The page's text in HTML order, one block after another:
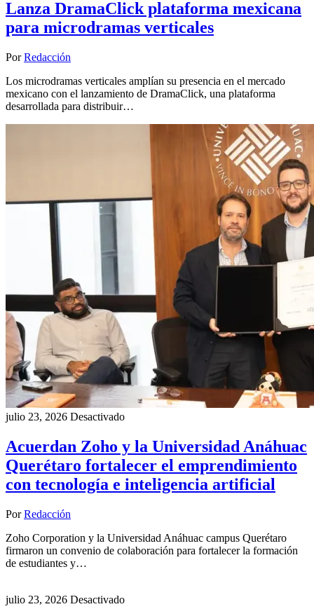
Lanza DramaClick plataforma mexicana
para microdramas verticales
Por Redacción
Los microdramas verticales amplían su presencia en el mercado
mexicano con el lanzamiento de DramaClick, una plataforma
desarrollada para distribuir…
julio 23, 2026 Desactivado
Acuerdan Zoho y la Universidad Anáhuac
Querétaro fortalecer el emprendimiento
con tecnología e inteligencia artificial
Por Redacción
Zoho Corporation y la Universidad Anáhuac campus Querétaro
firmaron un convenio de colaboración para fortalecer la formación
de estudiantes y…
julio 23, 2026 Desactivado